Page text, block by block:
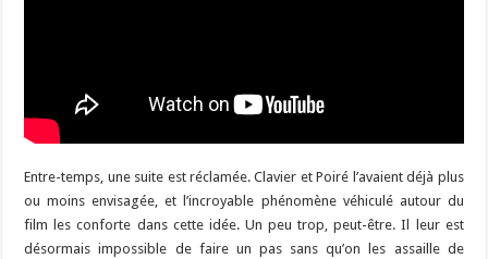
Entre-temps, une suite est réclamée. Clavier et Poiré l’avaient déjà plus
ou moins envisagée, et l’incroyable phénomène véhiculé autour du
film les conforte dans cette idée. Un peu trop, peut-être. Il leur est
désormais impossible de faire un pas sans qu’on les assaille de